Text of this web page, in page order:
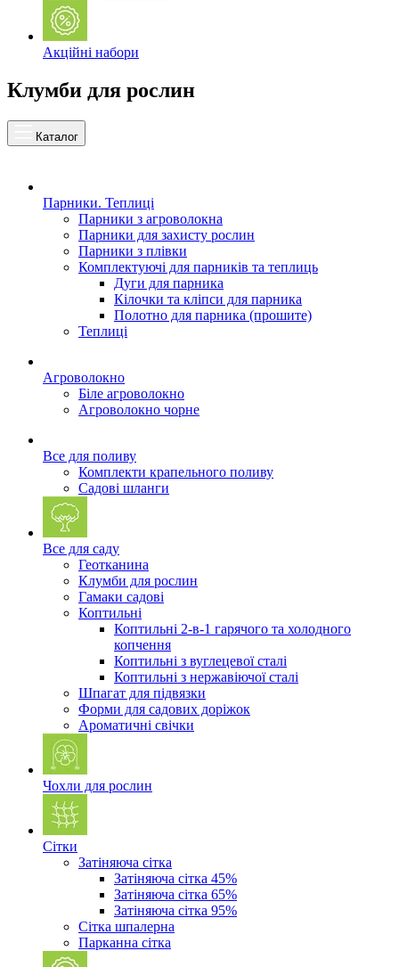
Акційні набори
Клумби для рослин
Каталог
Парники. Теплиці
Парники з агроволокна
Парники для захисту рослин
Парники з плівки
Комплектуючі для парників та теплиць
Дуги для парника
Кілочки та кліпси для парника
Полотно для парника (прошите)
Теплиці
Агроволокно
Біле агроволокно
Агроволокно чорне
Все для поливу
Комплекти крапельного поливу
Садові шланги
Все для саду
Геотканина
Клумби для рослин
Гамаки садові
Коптильні
Коптильні 2-в-1 гарячого та холодного
копчення
Коптильні з вуглецевої сталі
Коптильні з нержавіючої сталі
Шпагат для підвязки
Форми для садових доріжок
Ароматичні свічки
Чохли для рослин
Сітки
Затіняюча сітка
Затіняюча сітка 45%
Затіняюча сітка 65%
Затіняюча сітка 95%
Сітка шпалерна
Парканна сітка